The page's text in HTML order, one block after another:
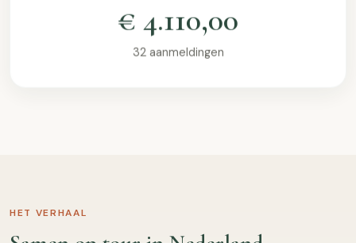
€ 4.110,00
32 aanmeldingen
HET VERHAAL